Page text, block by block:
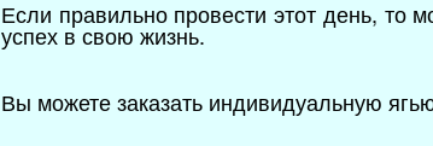
Если правильно провести этот день, то
успех в свою жизнь.
Вы можете заказать индивидуальную